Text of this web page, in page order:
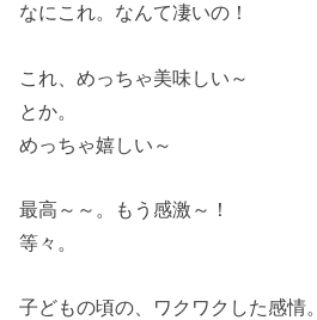
なにこれ。なんて凄いの！
これ、めっちゃ美味しい～
とか。
めっちゃ嬉しい～
最高～～。もう感激～！
等々。
子どもの頃の、ワクワクした感情。